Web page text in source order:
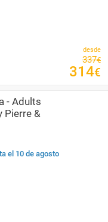
desde
337€
314€
- Adults
Pierre &
el 10 de agosto